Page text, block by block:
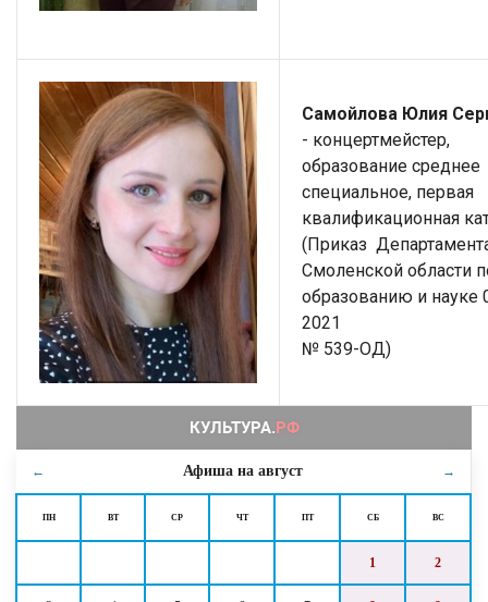
← Афиша на август →
ПН ВТ СР ЧТ ПТ СБ ВС
1 2
Самойлова Юлия
- концертмейстер,
образование среднее
специальное, первая
квалификационная
(Приказ
Смоленской области
образованию и науке
2021
№ 539-ОД)